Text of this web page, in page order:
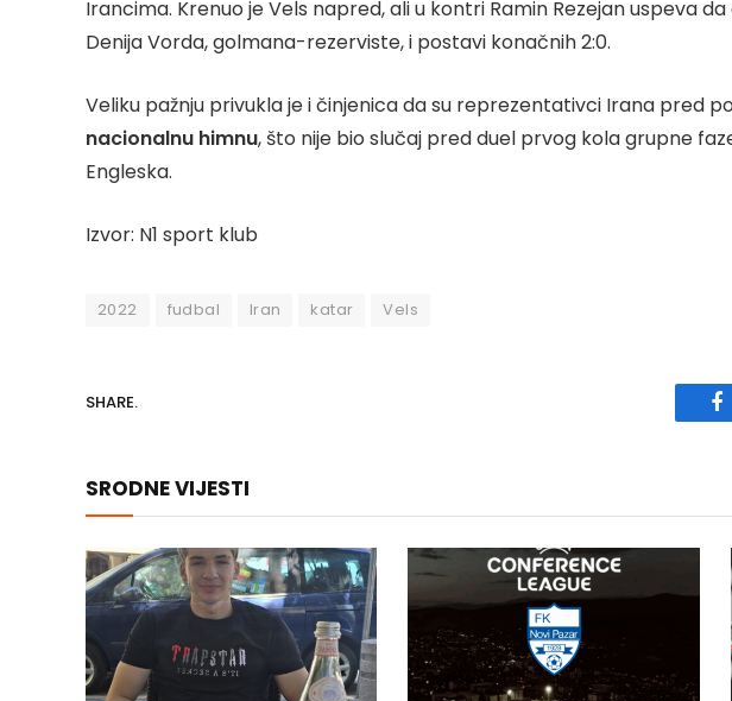
Irancima. Krenuo je Vels napred, ali u kontri Ramin Rezejan uspeva
Denija Vorda, golmana-rezerviste, i postavi konačnih 2:0.
Veliku pažnju privukla je i činjenica da su reprezentativci Irana pred
nacionalnu himnu, što nije bio slučaj pred duel prvog kola grupne
Engleska.
Izvor: N1 sport klub
2022 fudbal Iran katar Vels
SHARE.
SRODNE VIJESTI